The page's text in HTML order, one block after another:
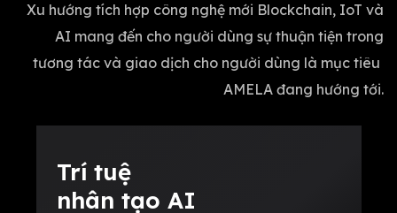
Xu hướng tích hợp công nghệ mới Blockchain, IoT và
AI mang đến cho người dùng sự thuận tiện trong
tương tác và giao dịch cho người dùng là mục tiêu
AMELA đang hướng tới.
Trí tuệ
nhân tạo AI